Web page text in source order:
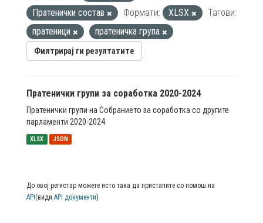
Пратенички состав
Формати: XLSX
Тагови:
пратеници
пратеничка група
Филтрирај ги резултатите
Пратенички групи за соработка 2020-2024
Пратенички групи на Собранието за соработка со другите
парламенти 2020-2024
XLSX JSON
До овој регистар можете исто така да пристапите со помош на
API (види API документи)